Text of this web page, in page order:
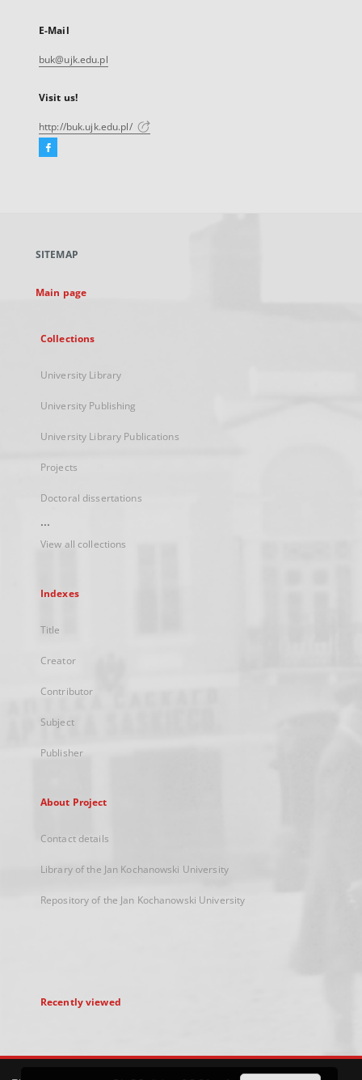
E-Mail
buk@ujk.edu.pl
Visit us!
http://buk.ujk.edu.pl/
Facebook
new
SITEMAP
Main page
Collections
University Library
University Publishing
University Library Publications
Projects
Doctoral dissertations
...
View all collections
Indexes
Title
Creator
Contributor
Subject
Publisher
About Project
Contact details
Library of the Jan Kochanowski University
Repository of the Jan Kochanowski University
Recently viewed